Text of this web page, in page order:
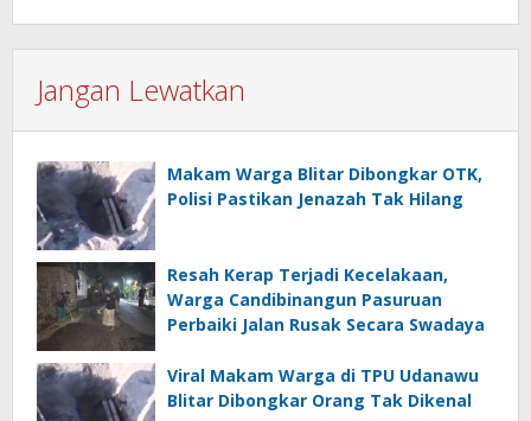
Jangan Lewatkan
Makam Warga Blitar Dibongkar OTK,
Polisi Pastikan Jenazah Tak Hilang
Resah Kerap Terjadi Kecelakaan,
Warga Candibinangun Pasuruan
Perbaiki Jalan Rusak Secara Swadaya
Viral Makam Warga di TPU Udanawu
Blitar Dibongkar Orang Tak Dikenal